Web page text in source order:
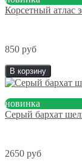
Корсетный атлас
850 руб
В корзину
новинка
Серый бархат
2650 руб